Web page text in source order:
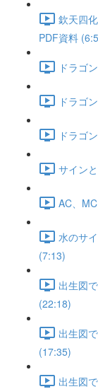
欽天四
PDF資料
ドラゴ
ドラゴ
ドラゴ
サイン
AC、
水のサ
(7:13)
出生図
(22:18)
出生図
(17:35)
出生図